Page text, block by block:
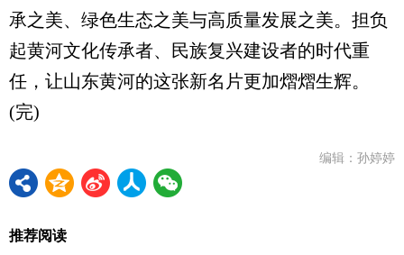
承之美、绿色生态之美与高质量发展之美。担负
起黄河文化传承者、民族复兴建设者的时代重
任，让山东黄河的这张新名片更加熠熠生辉。
(完)
编辑：孙婷婷
推荐阅读